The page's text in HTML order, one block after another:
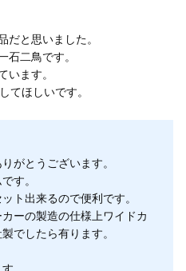
だと思いました。
石二鳥です。
います。
てほしいです。
がとうございます。
す。
ト出来るので便利です。
ーの製造の仕様上ワイドカ
でしたら有ります。